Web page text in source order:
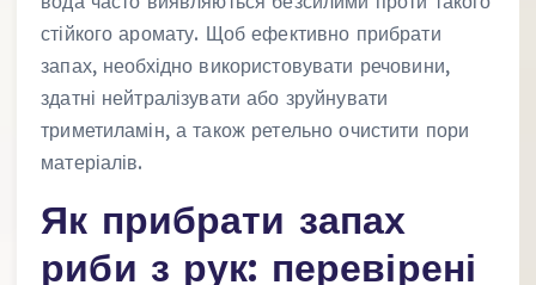
стійкого аромату. Щоб ефективно прибрати
запах, необхідно використовувати речовини,
здатні нейтралізувати або зруйнувати
триметиламін, а також ретельно очистити пори
матеріалів.
Як прибрати запах
риби з рук: перевірені